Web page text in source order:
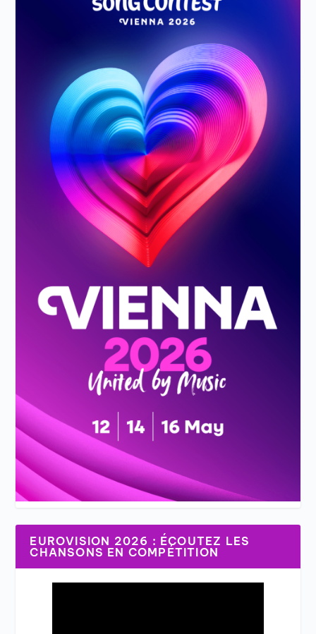
EUROVISION 2026 : ÉCOUTEZ LES
CHANSONS EN COMPÉTITION